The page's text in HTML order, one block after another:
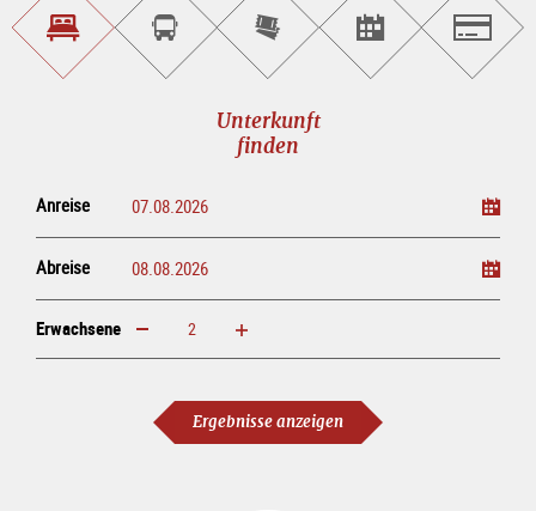
Unterkunft<br>findenSightseeing<br>Tour
buchen
Tickets
online<br>kaufen
Events<br>finden
Unterkunft
finden
Anreise
Abreise
Erwachsene erhöhen verringern
Ergebnisse anzeigen